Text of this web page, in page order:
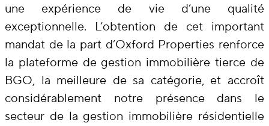
une expérience de vie d’une qualité
exceptionnelle. L’obtention de cet important
mandat de la part d’Oxford Properties renforce
la plateforme de gestion immobilière tierce de
BGO, la meilleure de sa catégorie, et accroît
considérablement notre présence dans le
secteur de la gestion immobilière résidentielle